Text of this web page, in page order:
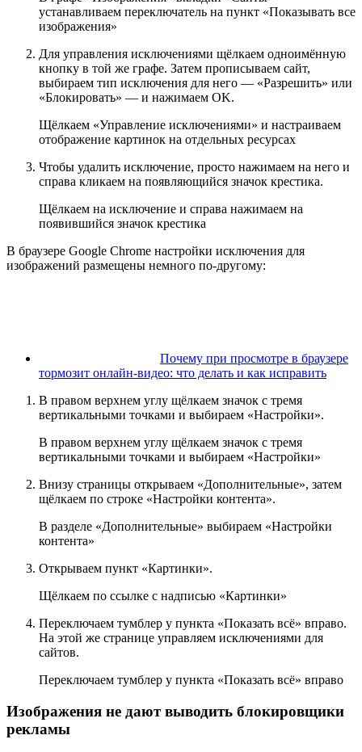
устанавливаем переключатель на пункт «Показывать все
изображения»
Для управления исключениями щёлкаем одноимённую
кнопку в той же графе. Затем прописываем сайт,
выбираем тип исключения для него — «Разрешить» или
«Блокировать» — и нажимаем OK.
Щёлкаем «Управление исключениями» и настраиваем
отображение картинок на отдельных ресурсах
Чтобы удалить исключение, просто нажимаем на него и
справа кликаем на появляющийся значок крестика.
Щёлкаем на исключение и справа нажимаем на
появившийся значок крестика
В браузере Google Chrome настройки исключения для
изображений размещены немного по-другому:
Почему при просмотре в браузере
тормозит онлайн-видео: что делать и как исправить
В правом верхнем углу щёлкаем значок с тремя
вертикальными точками и выбираем «Настройки».
В правом верхнем углу щёлкаем значок с тремя
вертикальными точками и выбираем «Настройки»
Внизу страницы открываем «Дополнительные», затем
щёлкаем по строке «Настройки контента».
В разделе «Дополнительные» выбираем «Настройки
контента»
Открываем пункт «Картинки».
Щёлкаем по ссылке с надписью «Картинки»
Переключаем тумблер у пункта «Показать всё» вправо.
На этой же странице управляем исключениями для
сайтов.
Переключаем тумблер у пункта «Показать всё» вправо
Изображения не дают выводить блокировщики
рекламы